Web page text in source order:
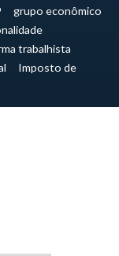
grupo econômico
trabalhista
Imposto de